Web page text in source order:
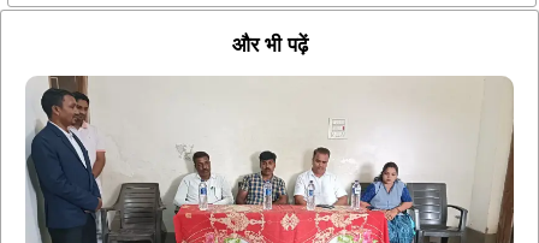
और भी पढ़ें